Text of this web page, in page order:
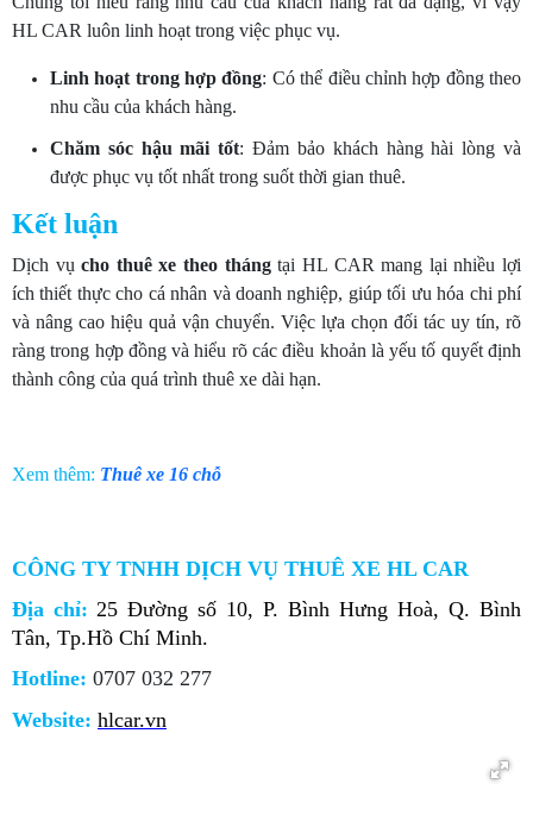
HL CAR luôn linh hoạt trong việc phục vụ.
Linh hoạt trong hợp đồng: Có thể điều chỉnh hợp đồng theo
nhu cầu của khách hàng.
Chăm sóc hậu mãi tốt: Đảm bảo khách hàng hài lòng và
được phục vụ tốt nhất trong suốt thời gian thuê.
Kết luận
Dịch vụcho thuê xe theo thángtại HL CAR mang lại nhiều lợi
ích thiết thực cho cá nhân và doanh nghiệp, giúp tối ưu hóa chi phí
và nâng cao hiệu quả vận chuyển. Việc lựa chọn đối tác uy tín, rõ
ràng trong hợp đồng và hiểu rõ các điều khoản là yếu tố quyết định
thành công của quá trình thuê xe dài hạn.
Xem thêm: Thuê xe 16 chỗ
CÔNG TY TNHH DỊCH VỤ THUÊ XE HL CAR
Địa chỉ: 25 Đường số 10, P. Bình Hưng Hoà, Q. Bình
Tân, Tp.Hồ Chí Minh.
Hotline: 0707 032 277
Website: hlcar.vn